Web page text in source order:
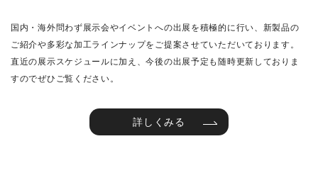
国内・海外問わず展示会やイベントへの出展を積極的に行い、新製品の
ご紹介や多彩な加工ラインナップをご提案させていただいております。
直近の展示スケジュールに加え、今後の出展予定も随時更新しておりま
すのでぜひご覧ください。
詳しくみる